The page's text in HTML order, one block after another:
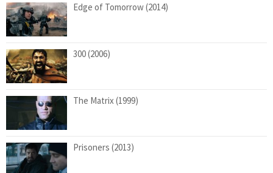
Edge of Tomorrow (2014)
300 (2006)
The Matrix (1999)
Prisoners (2013)